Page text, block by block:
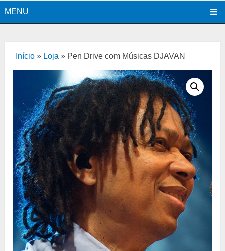
MENU
Início » Loja » Pen Drive com Músicas DJAVAN